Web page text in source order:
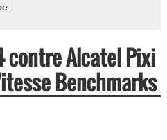
contre Alcatel Pixi
Benchmarks